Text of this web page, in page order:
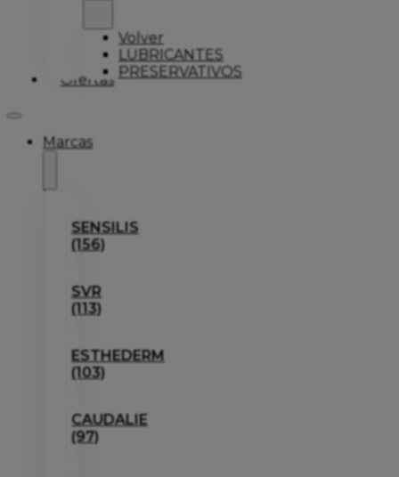
Volver
LUBRICANTES
PRESERVATIVOS
Ofertas
Marcas
SENSILIS
(156)
SVR
(113)
ESTHEDERM
(103)
CAUDALIE
(97)